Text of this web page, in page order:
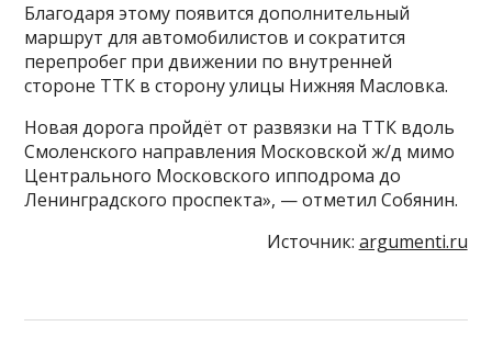
Благодаря этому появится дополнительный
маршрут для автомобилистов и сократится
перепробег при движении по внутренней
стороне ТТК в сторону улицы Нижняя Масловка.
Новая дорога пройдёт от развязки на ТТК вдоль
Смоленского направления Московской ж/д мимо
Центрального Московского ипподрома до
Ленинградского проспекта», — отметил Собянин.
Источник: argumenti.ru